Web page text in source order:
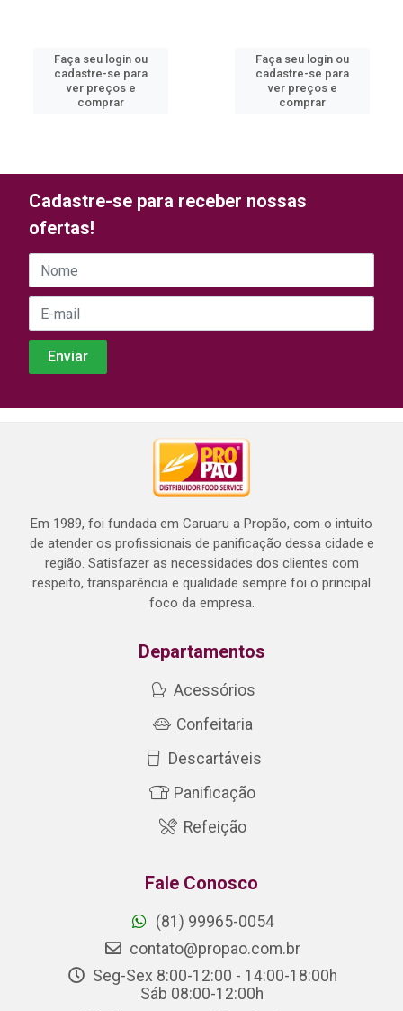
Faça seu login ou
cadastre-se para
ver preços e
comprar
Faça seu login ou
cadastre-se para
ver preços e
comprar
Cadastre-se para receber nossas
ofertas!
Em 1989, foi fundada em Caruaru a Propão, com o intuito
de atender os profissionais de panificação dessa cidade e
região. Satisfazer as necessidades dos clientes com
respeito, transparência e qualidade sempre foi o principal
foco da empresa.
Departamentos
Acessórios
Confeitaria
Descartáveis
Panificação
Refeição
Fale Conosco
(81) 99965-0054
contato@propao.com.br
Seg-Sex 8:00-12:00 - 14:00-18:00h
Sáb 08:00-12:00h